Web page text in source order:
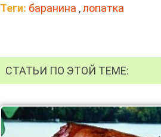
Теги: баранина ,лопатка
СТАТЬИ ПО ЭТОЙ ТЕМЕ: